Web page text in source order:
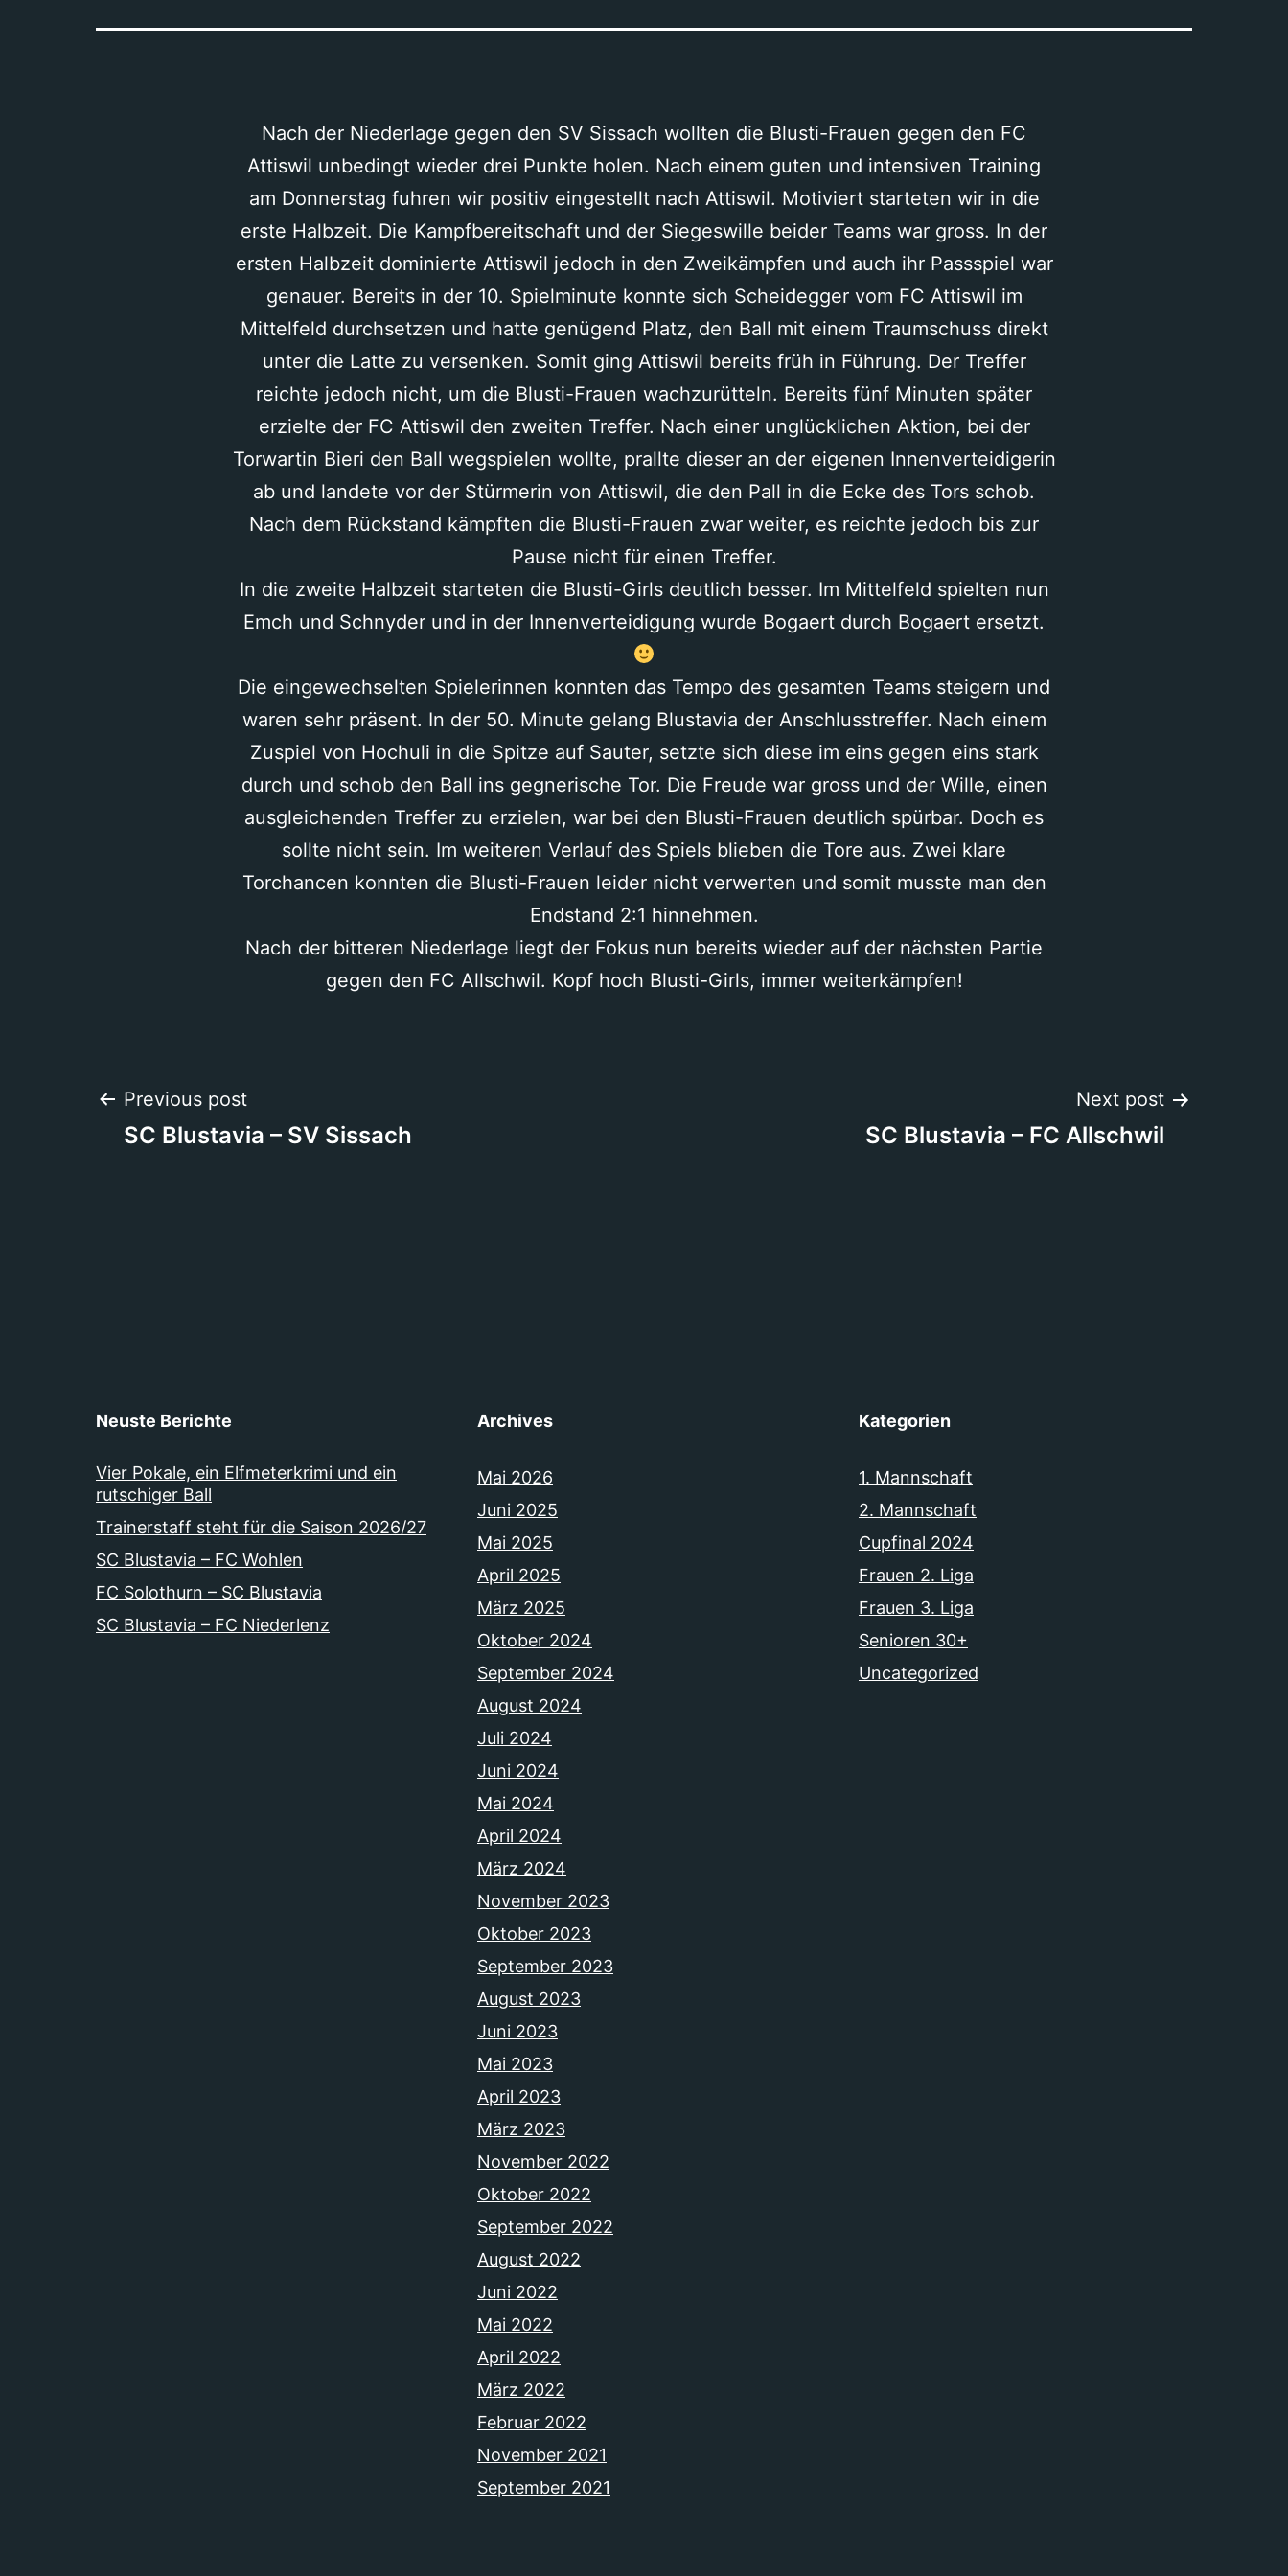
Nach der Niederlage gegen den SV Sissach wollten die Blusti-Frauen gegen den FC
Attiswil unbedingt wieder drei Punkte holen. Nach einem guten und intensiven Training
am Donnerstag fuhren wir positiv eingestellt nach Attiswil. Motiviert starteten wir in die
erste Halbzeit. Die Kampfbereitschaft und der Siegeswille beider Teams war gross. In der
ersten Halbzeit dominierte Attiswil jedoch in den Zweikämpfen und auch ihr Passspiel war
genauer. Bereits in der 10. Spielminute konnte sich Scheidegger vom FC Attiswil im
Mittelfeld durchsetzen und hatte genügend Platz, den Ball mit einem Traumschuss direkt
unter die Latte zu versenken. Somit ging Attiswil bereits früh in Führung. Der Treffer
reichte jedoch nicht, um die Blusti-Frauen wachzurütteln. Bereits fünf Minuten später
erzielte der FC Attiswil den zweiten Treffer. Nach einer unglücklichen Aktion, bei der
Torwartin Bieri den Ball wegspielen wollte, prallte dieser an der eigenen Innenverteidigerin
ab und landete vor der Stürmerin von Attiswil, die den Pall in die Ecke des Tors schob.
Nach dem Rückstand kämpften die Blusti-Frauen zwar weiter, es reichte jedoch bis zur
Pause nicht für einen Treffer.
In die zweite Halbzeit starteten die Blusti-Girls deutlich besser. Im Mittelfeld spielten nun
Emch und Schnyder und in der Innenverteidigung wurde Bogaert durch Bogaert ersetzt.
Die eingewechselten Spielerinnen konnten das Tempo des gesamten Teams steigern und
waren sehr präsent. In der 50. Minute gelang Blustavia der Anschlusstreffer. Nach einem
Zuspiel von Hochuli in die Spitze auf Sauter, setzte sich diese im eins gegen eins stark
durch und schob den Ball ins gegnerische Tor. Die Freude war gross und der Wille, einen
ausgleichenden Treffer zu erzielen, war bei den Blusti-Frauen deutlich spürbar. Doch es
sollte nicht sein. Im weiteren Verlauf des Spiels blieben die Tore aus. Zwei klare
Torchancen konnten die Blusti-Frauen leider nicht verwerten und somit musste man den
Endstand 2:1 hinnehmen.
Nach der bitteren Niederlage liegt der Fokus nun bereits wieder auf der nächsten Partie
gegen den FC Allschwil. Kopf hoch Blusti-Girls, immer weiterkämpfen!
Beitragsnavigation
Previous post
SC Blustavia – SV Sissach
Next post
SC Blustavia – FC Allschwil
Neuste Berichte
Vier Pokale, ein Elfmeterkrimi und ein
rutschiger Ball
Trainerstaff steht für die Saison 2026/27
SC Blustavia – FC Wohlen
FC Solothurn – SC Blustavia
SC Blustavia – FC Niederlenz
Archives
Mai 2026
Juni 2025
Mai 2025
April 2025
März 2025
Oktober 2024
September 2024
August 2024
Juli 2024
Juni 2024
Mai 2024
April 2024
März 2024
November 2023
Oktober 2023
September 2023
August 2023
Juni 2023
Mai 2023
April 2023
März 2023
November 2022
Oktober 2022
September 2022
August 2022
Juni 2022
Mai 2022
April 2022
März 2022
Februar 2022
November 2021
September 2021
Kategorien
1. Mannschaft
2. Mannschaft
Cupfinal 2024
Frauen 2. Liga
Frauen 3. Liga
Senioren 30+
Uncategorized